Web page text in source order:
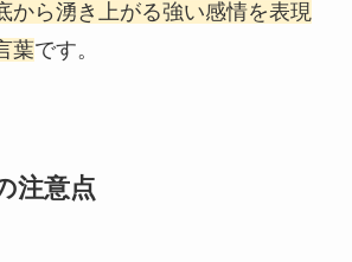
から湧き上がる強い感情を表現
葉です。
注意点